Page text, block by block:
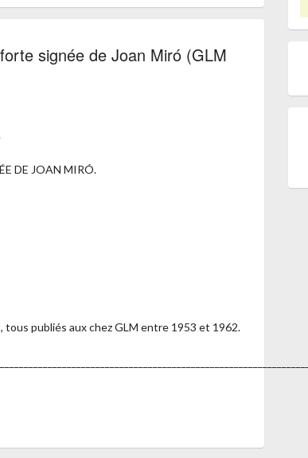
signée de Joan Miró (GLM
DE JOAN MIRÓ.
publiés aux chez GLM entre 1953 et 1962.